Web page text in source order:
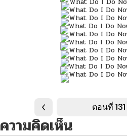
ตอนที่ 131
ความคิดเห็น